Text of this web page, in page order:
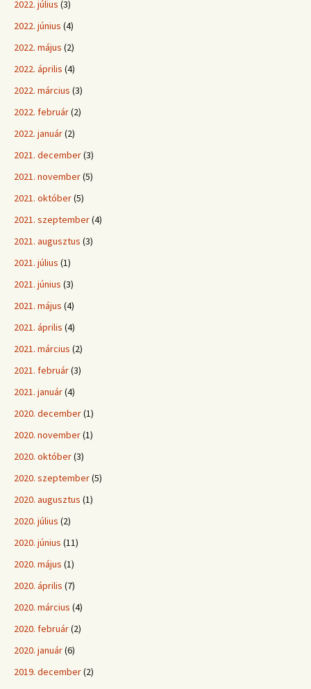
2022. július (3)
2022. június (4)
2022. május (2)
2022. április (4)
2022. március (3)
2022. február(2)
2022. január(2)
2021. december(3)
2021. november(5)
2021. október(5)
2021. szeptember(4)
2021. augusztus (3)
2021. július (1)
2021. június (3)
2021. május (4)
2021. április (4)
2021. március (2)
2021. február(3)
2021. január(4)
2020. december(1)
2020. november(1)
2020. október(3)
2020. szeptember(5)
2020. augusztus (1)
2020. július (2)
2020. június (11)
2020. május (1)
2020. április (7)
2020. március (4)
2020. február(2)
2020. január(6)
2019. december(2)